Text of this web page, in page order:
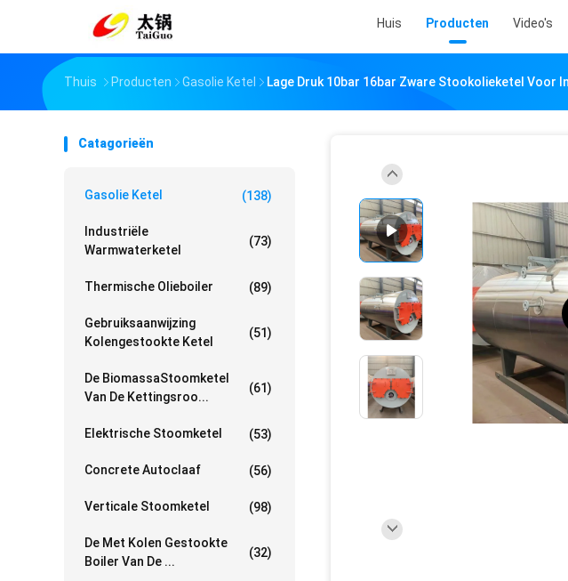
Huis Producten Video's
Thuis Producten Gasolie Ketel Lage Druk 10bar 16bar Zware Stookolieketel Voor
Catagorieën
Gasolie Ketel (138)
Industriële
Warmwaterketel
(73)
Thermische Olieboiler (89)
Gebruiksaanwijzing
Kolengestookte Ketel
(51)
De BiomassaStoomketel
Van De Kettingsroo...
(61)
Elektrische Stoomketel (53)
Concrete Autoclaaf (56)
Verticale Stoomketel (98)
De Met Kolen Gestookte
Boiler Van De ...
(32)